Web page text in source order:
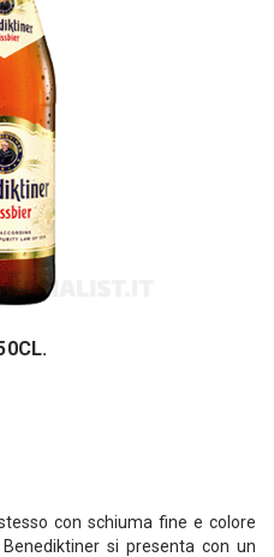
con schiuma fine e colore
si presenta con un